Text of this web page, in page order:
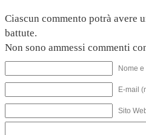
Ciascun commento potrà avere
battute.
Non sono ammessi commenti
Nome
E-mail
Sito